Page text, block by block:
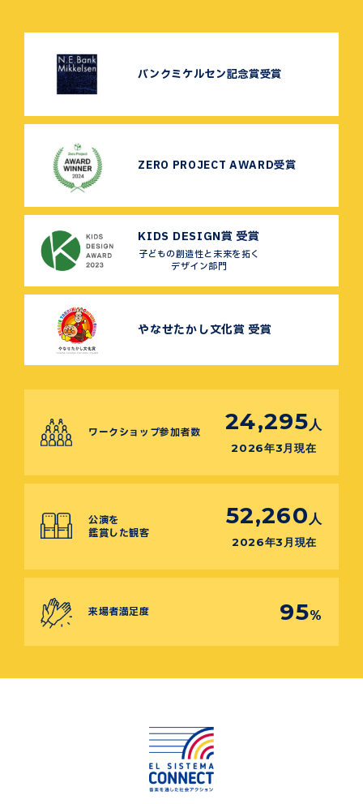
バンクミケルセン記念賞受賞
ZERO PROJECT AWARD受賞
KIDS DESIGN賞 受賞
子どもの創造性と未来を拓く
デザイン部門
やなせたかし文化賞 受賞
ワークショップ参加者数 24,295 人
2026年3月現在
公演を
鑑賞した観客
52,260 人
2026年3月現在
来場者満足度 95%